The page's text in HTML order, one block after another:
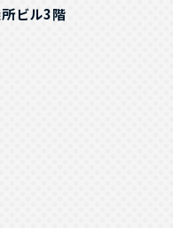
ビル3階